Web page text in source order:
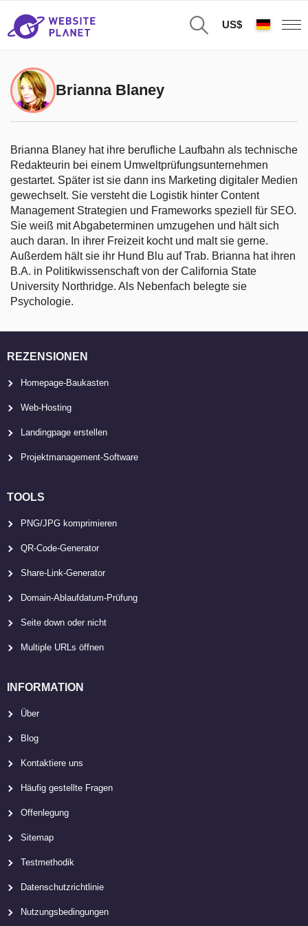
US$
Brianna Blaney
Brianna Blaney hat ihre berufliche Laufbahn als technische
Redakteurin bei einem Umweltprüfungsunternehmen
gestartet. Später ist sie dann ins Marketing digitaler Medien
gewechselt. Sie versteht die Logistik hinter Content
Management Strategien und Frameworks speziell für SEO.
Sie weiß mit Abgabeterminen umzugehen und hält sich
auch daran. In ihrer Freizeit kocht und malt sie gerne.
Außerdem hält sie ihr Hund Blu auf Trab. Brianna hat ihren
B.A. in Politikwissenschaft von der California State
University Northridge. Als Nebenfach belegte sie
Psychologie.
REZENSIONEN
Homepage-Baukasten
Web-Hosting
Landingpage erstellen
Projektmanagement-Software
TOOLS
PNG/JPG komprimieren
QR-Code-Generator
Share-Link-Generator
Domain-Ablaufdatum-Prüfung
Seite down oder nicht
Multiple URLs öffnen
INFORMATION
Über
Blog
Kontaktiere uns
Häufig gestellte Fragen
Offenlegung
Sitemap
Testmethodik
Datenschutzrichtlinie
Nutzungsbedingungen